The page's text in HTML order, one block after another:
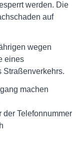
werden. Die
auf
wegen
eines
Straßenverkehrs.
machen
Telefonnummer